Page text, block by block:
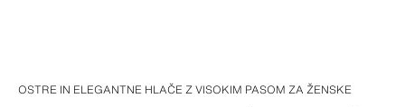
OSTRE IN ELEGANTNE HLAČE Z VISOKIM PASOM ZA ŽENSKE